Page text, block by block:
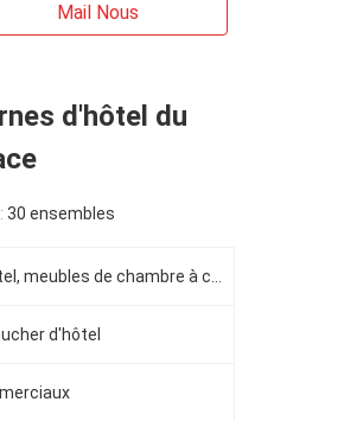
Mail Nous
d'hôtel du
30 ensembles
d'hôtel